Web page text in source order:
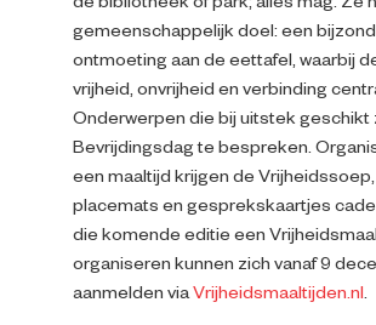
de bibliotheek of park; alles mag. Ze
gemeenschappelijk doel: een
ontmoeting aan de eettafel, waarbij
vrijheid, onvrijheid en verbinding
Onderwerpen die bij uitstek geschikt
Bevrijdingsdag te bespreken.
een maaltijd krijgen de
placemats en gesprekskaartjes
die komende editie een
organiseren kunnen zich vanaf 9
aanmelden viaVrijheidsmaaltijden.nl.